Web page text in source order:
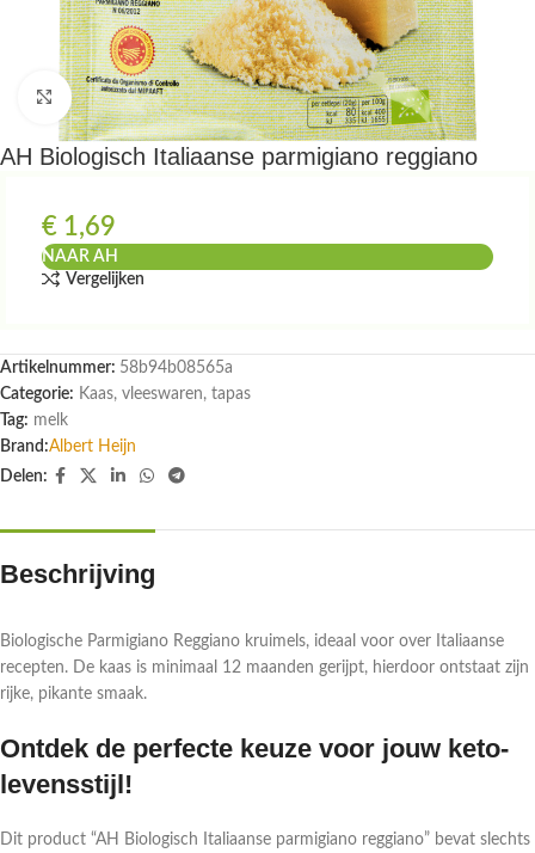
Klik om te vergroten
AH Biologisch Italiaanse parmigiano reggiano
€ 1,69
NAAR AH
Vergelijken
Artikelnummer: 58b94b08565a
Categorie: Kaas, vleeswaren, tapas
Tag: melk
Brand:Albert Heijn
Delen:
Beschrijving
Biologische Parmigiano Reggiano kruimels, ideaal voor over Italiaanse
recepten. De kaas is minimaal 12 maanden gerijpt, hierdoor ontstaat zijn
rijke, pikante smaak.
Ontdek de perfecte keuze voor jouw keto-
levensstijl!
Dit product “AH Biologisch Italiaanse parmigiano reggiano” bevat slechts